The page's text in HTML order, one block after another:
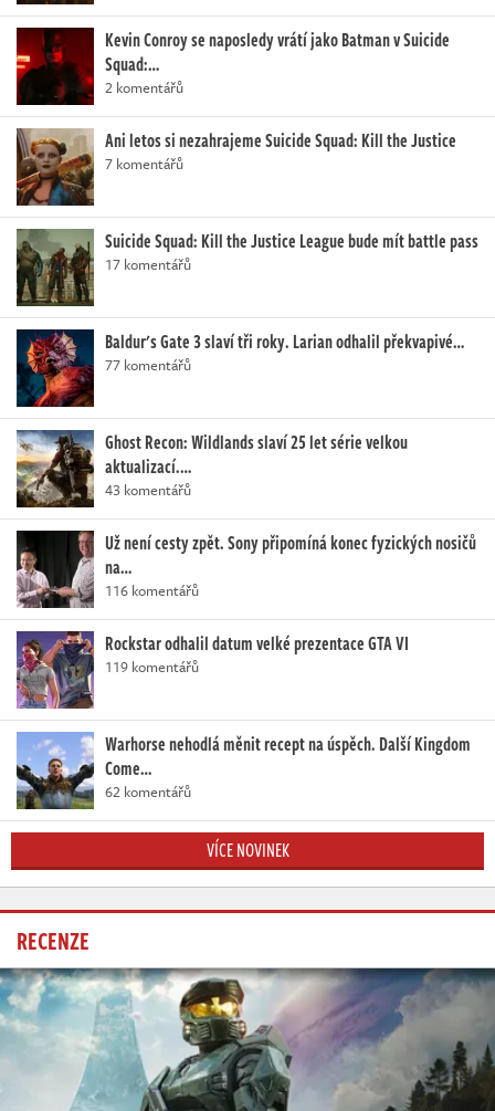
Kevin Conroy se naposledy vrátí jako Batman v Suicide
Squad:…
2 komentářů
Ani letos si nezahrajeme Suicide Squad: Kill the Justice
7 komentářů
Suicide Squad: Kill the Justice League bude mít battle pass
17 komentářů
Baldur's Gate 3 slaví tři roky. Larian odhalil překvapivé…
77 komentářů
Ghost Recon: Wildlands slaví 25 let série velkou
aktualizací.…
43 komentářů
Už není cesty zpět. Sony připomíná konec fyzických nosičů
na…
116 komentářů
Rockstar odhalil datum velké prezentace GTA VI
119 komentářů
Warhorse nehodlá měnit recept na úspěch. Další Kingdom
Come…
62 komentářů
VÍCE NOVINEK
RECENZE